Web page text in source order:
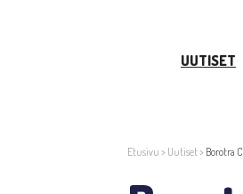
UUTISET
Etusivu > Uutiset> Borotra